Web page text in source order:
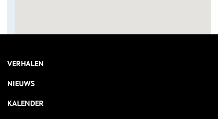
VERHALEN
NIEUWS
KALENDER